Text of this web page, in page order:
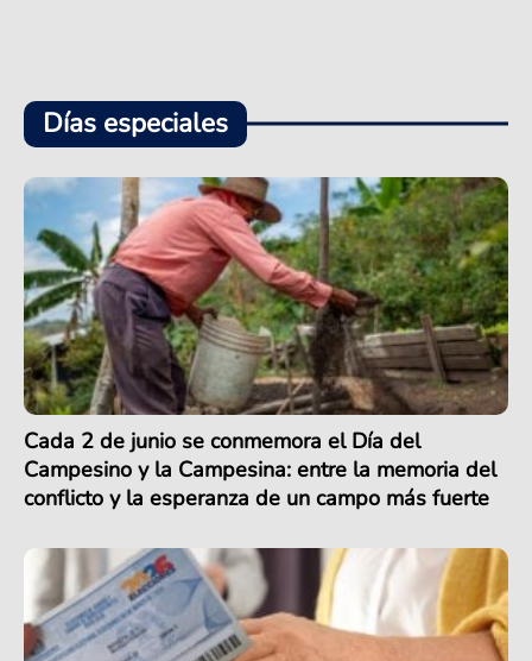
Días especiales
Cada 2 de junio se conmemora el Día del
Campesino y la Campesina: entre la memoria del
conflicto y la esperanza de un campo más fuerte